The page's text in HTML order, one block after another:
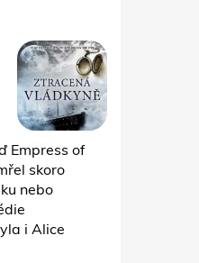
Empress of
skoro
nebo
i Alice